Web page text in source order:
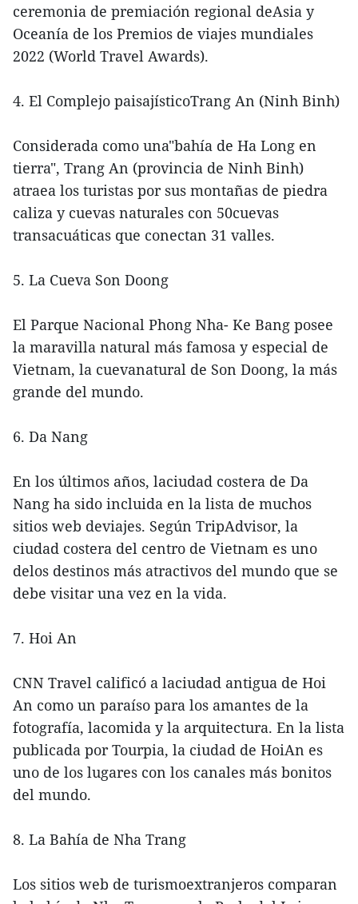
ceremonia de premiación regional deAsia y
Oceanía de los Premios de viajes mundiales
2022 (World Travel Awards).
4. El Complejo paisajísticoTrang An (Ninh Binh)
Considerada como una"bahía de Ha Long en
tierra", Trang An (provincia de Ninh Binh)
atraea los turistas por sus montañas de piedra
caliza y cuevas naturales con 50cuevas
transacuáticas que conectan 31 valles.
5. La Cueva Son Doong
El Parque Nacional Phong Nha- Ke Bang posee
la maravilla natural más famosa y especial de
Vietnam, la cuevanatural de Son Doong, la más
grande del mundo.
6. Da Nang
En los últimos años, laciudad costera de Da
Nang ha sido incluida en la lista de muchos
sitios web deviajes. Según TripAdvisor, la
ciudad costera del centro de Vietnam es uno
delos destinos más atractivos del mundo que se
debe visitar una vez en la vida.
7. Hoi An
CNN Travel calificó a laciudad antigua de Hoi
An como un paraíso para los amantes de la
fotografía, lacomida y la arquitectura. En la lista
publicada por Tourpia, la ciudad de HoiAn es
uno de los lugares con los canales más bonitos
del mundo.
8. La Bahía de Nha Trang
Los sitios web de turismoextranjeros comparan